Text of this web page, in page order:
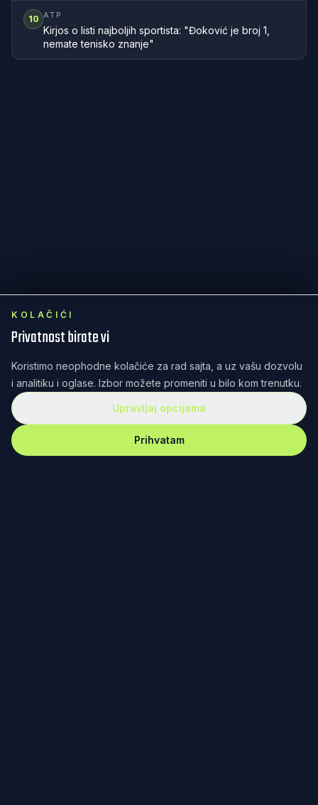
10 ATP
Kirjos o listi najboljih sportista: "Đoković je broj 1,
nemate tenisko znanje"
KOLAČIĆI
Privatnost birate vi
Koristimo neophodne kolačiće za rad sajta, a uz vašu dozvolu
i analitiku i oglase. Izbor možete promeniti u bilo kom trenutku.
Upravljaj opcijama
Prihvatam